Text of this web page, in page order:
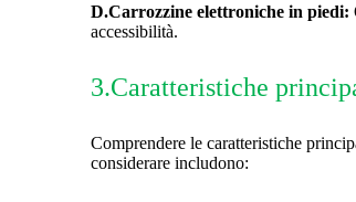
D.Carrozzine elettroniche in piedi:
accessibilità.
3.Caratteristiche
Comprendere le caratteristiche
considerare includono: